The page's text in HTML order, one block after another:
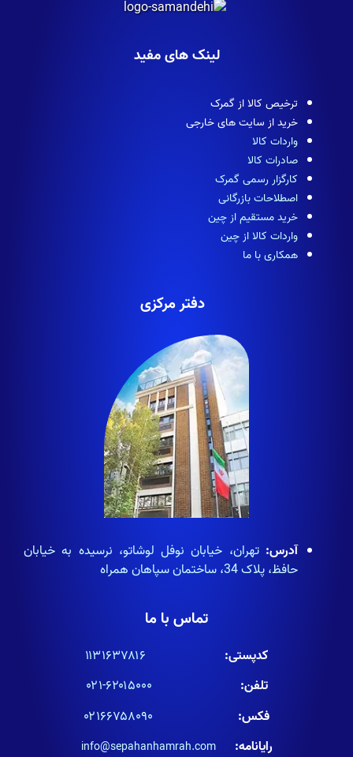
لینک های مفید
ترخیص کالا از گمرک
خرید از سایت های خارجی
واردات کالا
صادرات کالا
کارگزار رسمی گمرک
اصطلاحات بازرگانی
خرید مستقیم از چین
واردات کالا از چین
همکاری با ما
دفتر مرکزی
آدرس: تهران، خیابان نوفل لوشاتو، نرسیده به خیابان
حافظ، پلاک 34، ساختمان سپاهان همراه
تماس با ما
کدپستی:
۱۱۳۱۶۳۷۸۱۶
تلفن:
۶۲۰۱۵۰۰۰-۰۲۱
فکس:
۰۲۱۶۶۷۵۸۰۹۰
رایانامه:
info@sepahanhamrah.com